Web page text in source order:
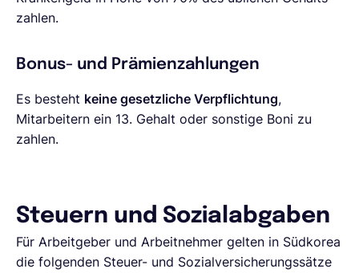
zahlen.
Bonus- und Prämienzahlungen
Es besteht keine gesetzliche Verpflichtung,
Mitarbeitern ein 13. Gehalt oder sonstige Boni zu
zahlen.
Steuern und Sozialabgaben
Für Arbeitgeber und Arbeitnehmer gelten in Südkorea
die folgenden Steuer- und Sozialversicherungssätze